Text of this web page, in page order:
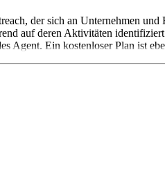
der sich an Unternehmen
auf deren Aktivitäten
Agent. Ein kostenloser Plan ist